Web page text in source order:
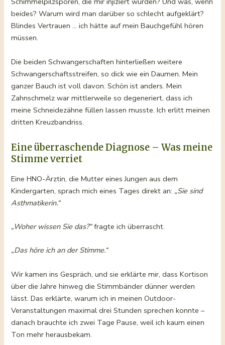
beides? Warum wird man darüber so schlecht aufgeklärt?
Blindes Vertrauen … ich hätte auf mein Bauchgefühl hören
müssen.
Die beiden Schwangerschaften hinterließen weitere
Schwangerschaftsstreifen, so dick wie ein Daumen. Mein
ganzer Bauch ist voll davon. Schön ist anders. Mein
Zahnschmelz war mittlerweile so degeneriert, dass ich
meine Schneidezähne füllen lassen musste. Ich erlitt meinen
dritten Kreuzbandriss.
Eine überraschende Diagnose – Was meine
Stimme verriet
Eine HNO-Ärztin, die Mutter eines Jungen aus dem
Kindergarten, sprach mich eines Tages direkt an: „Sie sind
Asthmatikerin.“
„Woher wissen Sie das?“fragte ich überrascht.
„Das höre ich an der Stimme.“
Wir kamen ins Gespräch, und sie erklärte mir, dass Kortison
über die Jahre hinweg die Stimmbänder dünner werden
lässt. Das erklärte, warum ich in meinen Outdoor-
Veranstaltungen maximal drei Stunden sprechen konnte –
danach brauchte ich zwei Tage Pause, weil ich kaum einen
Ton mehr herausbekam.